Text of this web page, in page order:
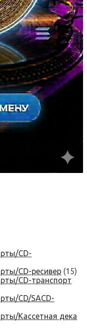
CD-
CD-ресивер (15)
CD-транспорт
CD/SACD-
Кассетная дека